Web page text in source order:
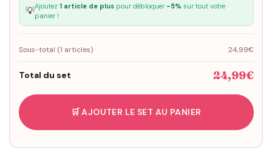
💡Ajoutez 1 article de pluspour débloquer -5% sur tout votre
panier !
Sous-total (1 articles) 24,99€
Total du set 24,99€
🛒 AJOUTER LE SET AU PANIER